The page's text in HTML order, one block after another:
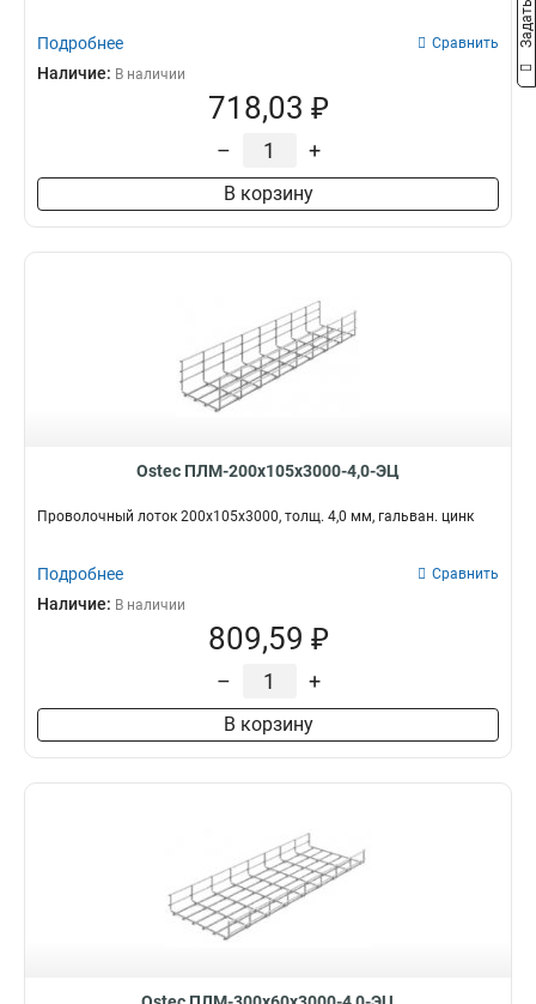
Подробнее Сравнить
Наличие: В наличии
718,03 ₽
– +
В корзину
Ostec ПЛМ-200х105х3000-4,0-ЭЦ
Проволочный лоток 200х105х3000, толщ. 4,0 мм, гальван. цинк
Подробнее Сравнить
Наличие: В наличии
809,59 ₽
– +
В корзину